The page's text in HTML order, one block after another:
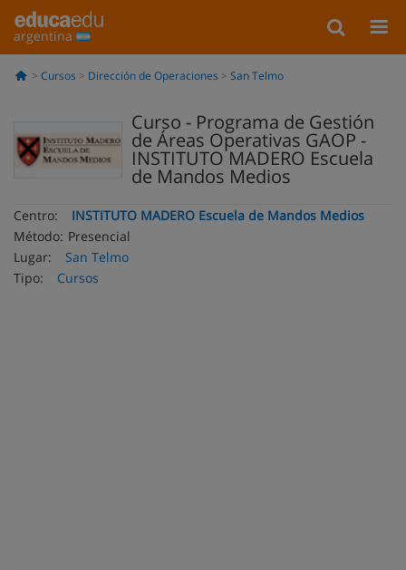
argentina
Cursos Dirección de Operaciones San Telmo
Curso - Programa de Gestión
de Áreas Operativas GAOP -
INSTITUTO MADERO Escuela
de Mandos Medios
Centro:
INSTITUTO MADERO Escuela de Mandos Medios
Método: Presencial
Lugar:
San Telmo
Tipo:
Cursos